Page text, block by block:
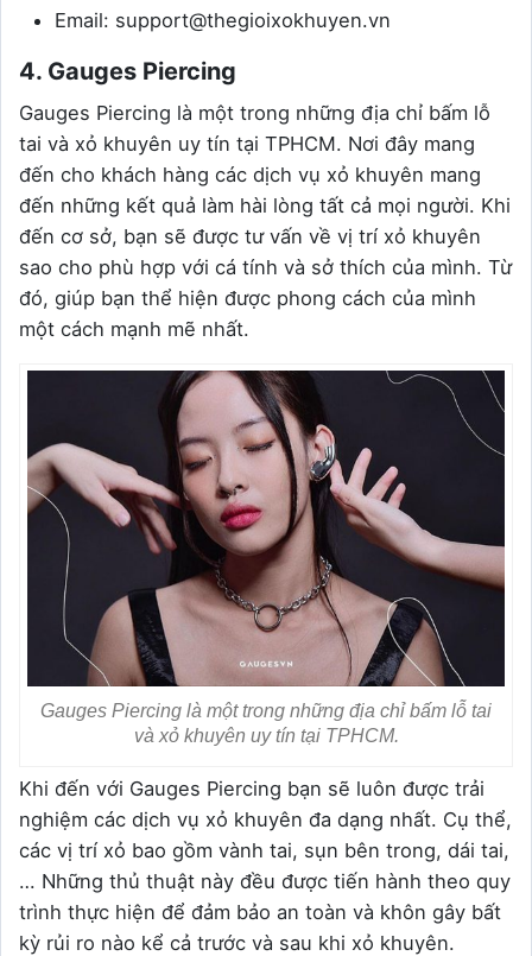
Email: support@thegioixokhuyen.vn
4. Gauges Piercing
Gauges Piercing là một trong những địa chỉ bấm lỗ
tai và xỏ khuyên uy tín tại TPHCM. Nơi đây mang
đến cho khách hàng các dịch vụ xỏ khuyên mang
đến những kết quả làm hài lòng tất cả mọi người. Khi
đến cơ sở, bạn sẽ được tư vấn về vị trí xỏ khuyên
sao cho phù hợp với cá tính và sở thích của mình. Từ
đó, giúp bạn thể hiện được phong cách của mình
một cách mạnh mẽ nhất.
Gauges Piercing là một trong những địa chỉ bấm lỗ tai
và xỏ khuyên uy tín tại TPHCM.
Khi đến với Gauges Piercing bạn sẽ luôn được trải
nghiệm các dịch vụ xỏ khuyên đa dạng nhất. Cụ thể,
các vị trí xỏ bao gồm vành tai, sụn bên trong, dái tai,
… Những thủ thuật này đều được tiến hành theo quy
trình thực hiện để đảm bảo an toàn và khôn gây bất
kỳ rủi ro nào kể cả trước và sau khi xỏ khuyên.